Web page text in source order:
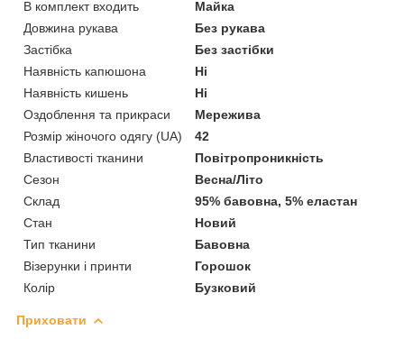
В комплект входить
Майка
Довжина рукава
Без рукава
Застібка
Без застібки
Наявність капюшона
Ні
Наявність кишень
Ні
Оздоблення та прикраси
Мережива
Розмір жіночого одягу (UA)
42
Властивості тканини
Повітропроникність
Сезон
Весна/Літо
Склад
95% бавовна, 5% еластан
Стан
Новий
Тип тканини
Бавовна
Візерунки і принти
Горошок
Колір
Бузковий
Приховати